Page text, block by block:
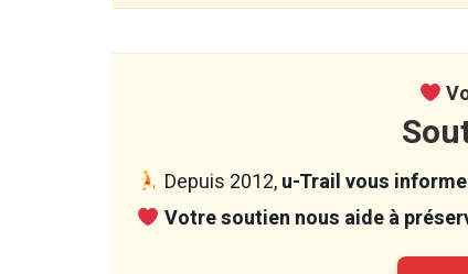
Depuis 2012,u-Trail vous
Votre soutien nous aide à